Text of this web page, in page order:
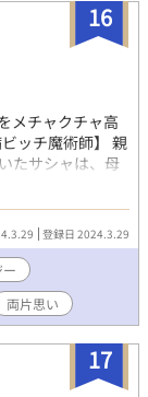
なりますので何
式のシーンと結
書いていただ
かせていただき
す） 鮭様、素晴
ら更新停止中で
サキュバス♂）
読んでみていた
！
161917628
16
メチャクチャ高
ッチ魔術師】 親
たサシャは、母
てしまう。
としつつも、
好きであると
んなサシャのこ
セックスするな
てきた。 ヤバ
っている…… 逃
だもだストーリ
話にR18描写あり
。
登録日 2024.3.29
両片思い
17